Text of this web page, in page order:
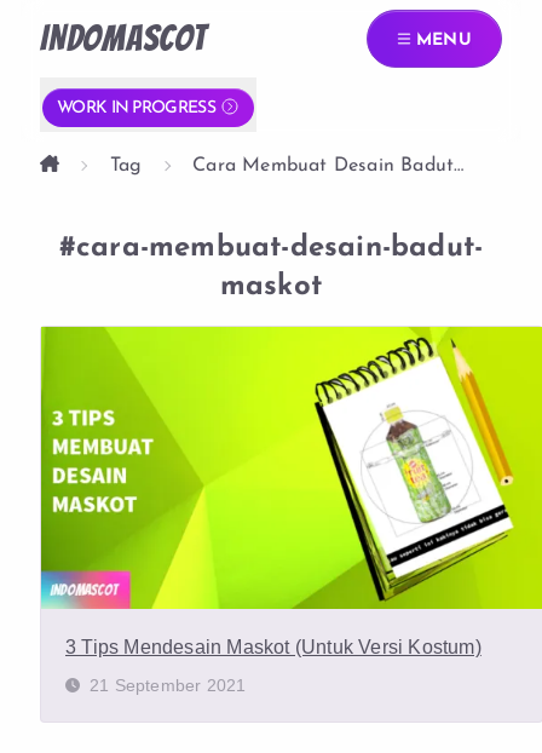
INDOMASCOT MENU
WORK IN PROGRESS
Tag
Cara Membuat Desain Badut
#cara-membuat-desain-badut-
maskot
3 Tips Mendesain Maskot (Untuk Versi Kostum)
21 September 2021